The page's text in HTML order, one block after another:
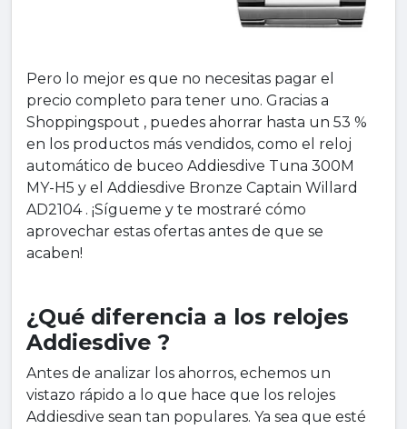
Pero lo mejor es que no necesitas pagar el
precio completo para tener uno. Gracias a
Shoppingspout , puedes ahorrar hasta un 53 %
en los productos más vendidos, como el reloj
automático de buceo Addiesdive Tuna 300M
MY-H5 y el Addiesdive Bronze Captain Willard
AD2104 . ¡Sígueme y te mostraré cómo
aprovechar estas ofertas antes de que se
acaben!
¿Qué diferencia a los relojes
Addiesdive ?
Antes de analizar los ahorros, echemos un
vistazo rápido a lo que hace que los relojes
Addiesdive sean tan populares. Ya sea que esté